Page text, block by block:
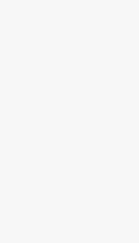
Chat
l'IA